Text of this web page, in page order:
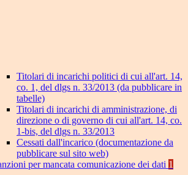
Titolari di incarichi politici di cui all'art. 14,
co. 1, del dlgs n. 33/2013 (da pubblicare in
tabelle)
Titolari di incarichi di amministrazione, di
direzione o di governo di cui all'art. 14, co.
1-bis, del dlgs n. 33/2013
Cessati dall'incarico (documentazione da
pubblicare sul sito web)
per mancata comunicazione dei dati 1